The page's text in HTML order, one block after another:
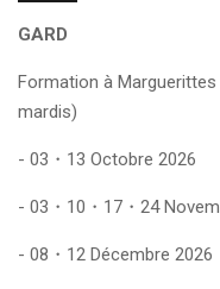
GARD
Formation à
mardis)
- 03・13 Octobre 2026
- 03・10・17・24
- 08・12 Décembre 2026